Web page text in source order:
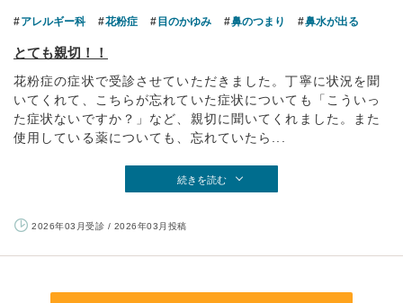
アレルギー科 花粉症 目のかゆみ 鼻のつまり 鼻水が出る
とても親切！！
花粉症の症状で受診させていただきました。丁寧に状況を聞
いてくれて、こちらが忘れていた症状についても「こういっ
た症状ないですか？」など、親切に聞いてくれました。また
使用している薬についても、忘れていたら...
続きを読む
2026年03月受診 / 2026年03月投稿